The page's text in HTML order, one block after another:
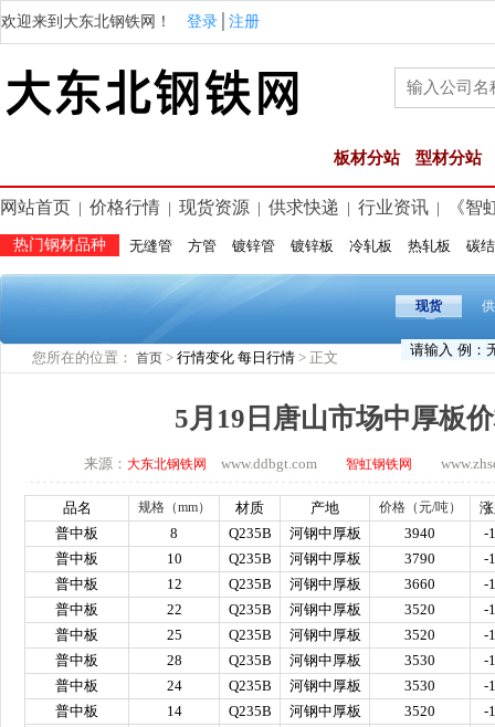
欢迎来到大东北钢铁网！ 登录 注册
板材分站 型材分站
网站首页 价格行情 现货资源 供求快递 行业资讯 《智
热门钢材品种 无缝管 方管 镀锌管 镀锌板 冷轧板 热轧板 碳
现货
您所在的位置： 首页 > 行情变化 每日行情 > 正文
5月19日唐山市场中厚板
来源： 大东北钢铁网 www.ddbgt.com 智虹钢铁网
品名 规格（mm） 材质 产地 价格（元/吨）
普中板
8 Q235B 河钢中厚板 3940
-
普中板
10 Q235B 河钢中厚板 3790
-
普中板
12 Q235B 河钢中厚板 3660
-
普中板
22 Q235B 河钢中厚板 3520
-
普中板
25 Q235B 河钢中厚板 3520
-
普中板
28 Q235B 河钢中厚板 3530
-
普中板
24 Q235B 河钢中厚板 3530
-
普中板
14 Q235B 河钢中厚板 3520
-